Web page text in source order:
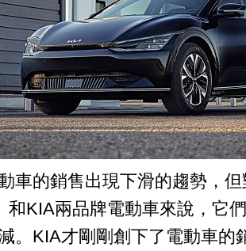
車的銷售出現下滑的趨勢，
和KIA兩品牌電動車來說，它
。KIA才剛剛創下了電動車的